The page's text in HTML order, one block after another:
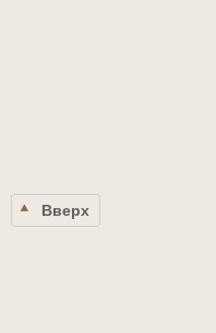
Вверх